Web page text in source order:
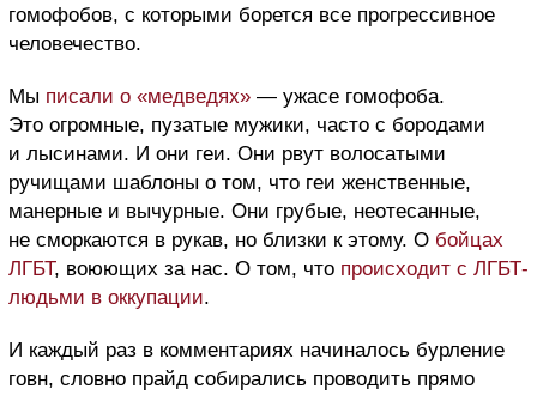
гомофобов, с которыми борется все прогрессивное
человечество.
Мы писали о «медведях» — ужасе гомофоба.
Это огромные, пузатые мужики, часто с бородами
и лысинами. И они геи. Они рвут волосатыми
ручищами шаблоны о том, что геи женственные,
манерные и вычурные. Они грубые, неотесанные,
не сморкаются в рукав, но близки к этому. О бойцах
ЛГБТ, воюющих за нас. О том, что происходит с ЛГБТ-
людьми в оккупации.
И каждый раз в комментариях начиналось бурление
говн, словно прайд собирались проводить прямо